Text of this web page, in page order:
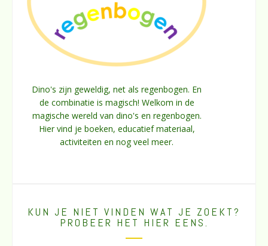
Dino's zijn geweldig, net als regenbogen. En
de combinatie is magisch! Welkom in de
magische wereld van dino's en regenbogen.
Hier vind je boeken, educatief materiaal,
activiteiten en nog veel meer.
KUN JE NIET VINDEN WAT JE ZOEKT?
PROBEER HET HIER EENS.